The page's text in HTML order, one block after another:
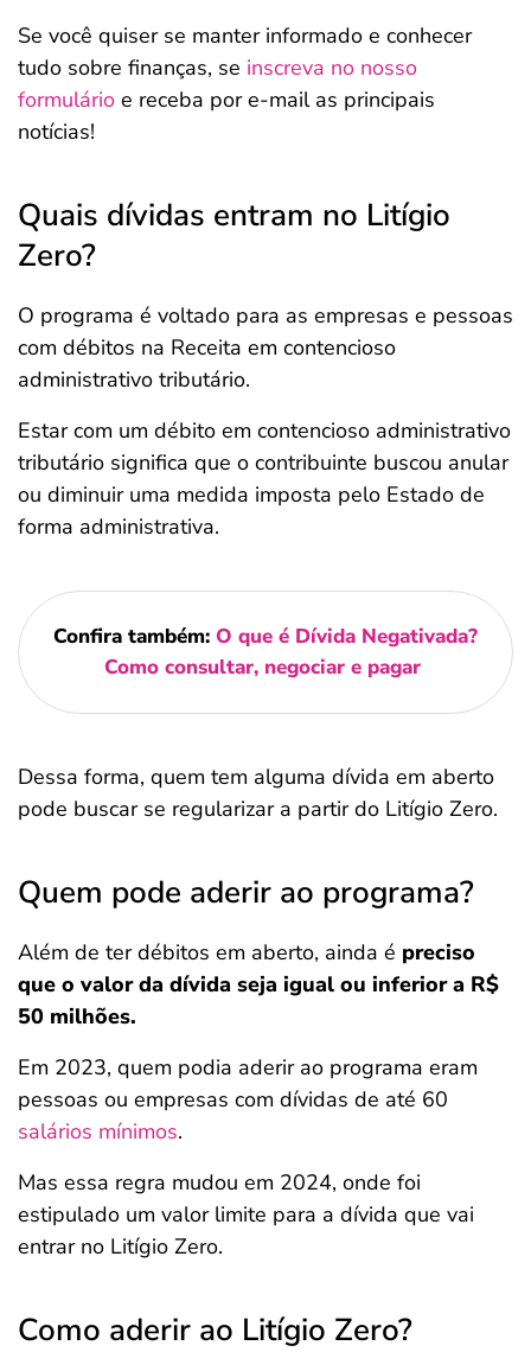
Se você quiser se manter informado e conhecer
tudo sobre finanças, se inscreva no nosso
formulário e receba por e-mail as principais
notícias!
Quais dívidas entram no Litígio
Zero?
O programa é voltado para as empresas e pessoas
com débitos na Receita em contencioso
administrativo tributário.
Estar com um débito em contencioso administrativo
tributário significa que o contribuinte buscou anular
ou diminuir uma medida imposta pelo Estado de
forma administrativa.
Confira também: O que é Dívida Negativada?
Como consultar, negociar e pagar
Dessa forma, quem tem alguma dívida em aberto
pode buscar se regularizar a partir do Litígio Zero.
Quem pode aderir ao programa?
Além de ter débitos em aberto, ainda é preciso
que o valor da dívida seja igual ou inferior a R$
50 milhões.
Em 2023, quem podia aderir ao programa eram
pessoas ou empresas com dívidas de até 60
salários mínimos.
Mas essa regra mudou em 2024, onde foi
estipulado um valor limite para a dívida que vai
entrar no Litígio Zero.
Como aderir ao Litígio Zero?